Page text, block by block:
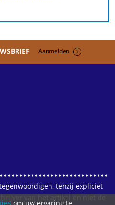
Aanmelden
tenzij expliciet
van het artikel en niet de
om uw ervaring te